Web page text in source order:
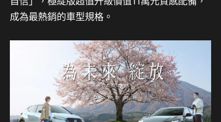
成為最熱銷的車型規格。